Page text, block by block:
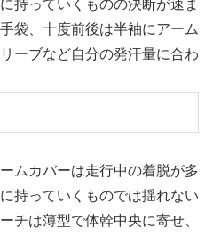
持っていくものの決断が速ま
袋、十度前後は半袖にアーム
ーブなど自分の発汗量に合わ
ムカバーは走行中の着脱が多
持っていくものでは揺れない
チは薄型で体幹中央に寄せ、